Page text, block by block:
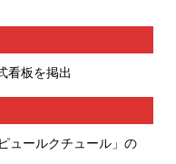
看板を掲出
ュールクチュール」の